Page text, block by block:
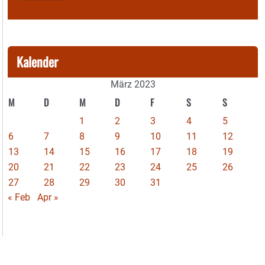
Kalender
März 2023
M D M D F S S
1 2 3 4
5
6
7 8 9 10 11
12
13
14 15 16 17 18
19
20
21 22 23 24 25
26
27
28 29 30
31
« Feb
Apr »